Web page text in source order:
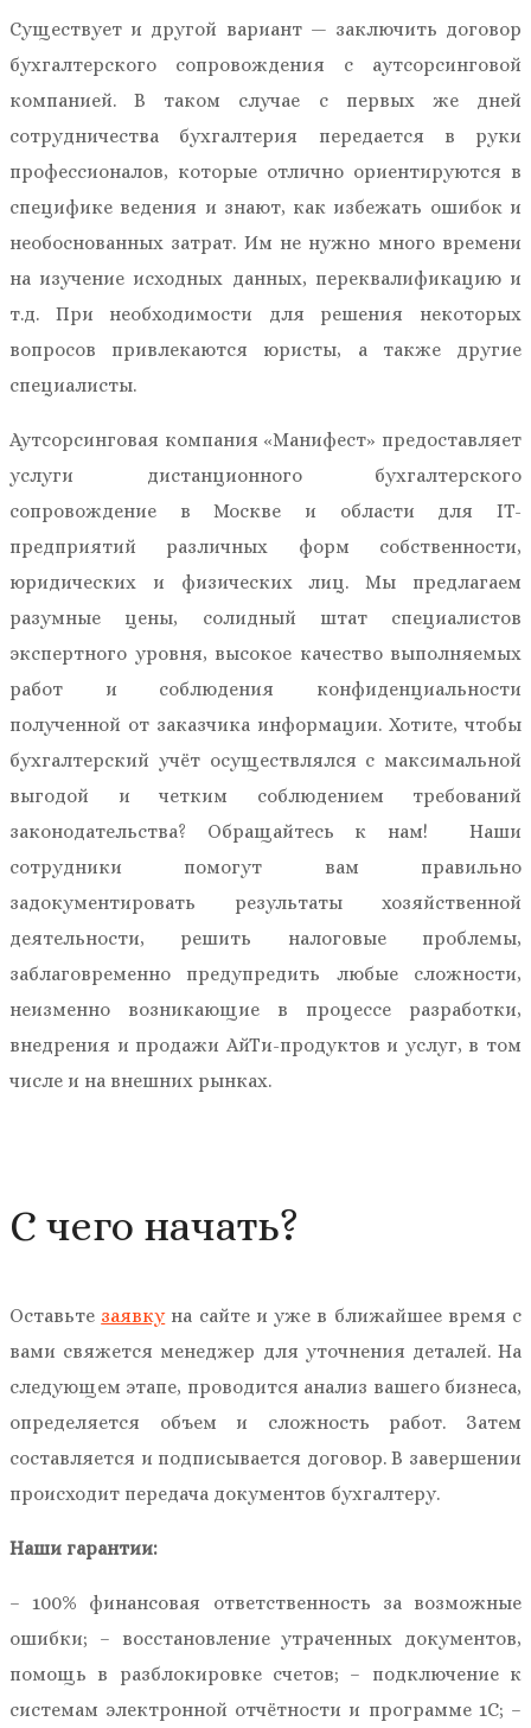
Существует и другой вариант — заключить договор
бухгалтерского сопровождения с аутсорсинговой
компанией. В таком случае с первых же дней
сотрудничества бухгалтерия передается в руки
профессионалов, которые отлично ориентируются в
специфике ведения и знают, как избежать ошибок и
необоснованных затрат. Им не нужно много времени
на изучение исходных данных, переквалификацию и
т.д. При необходимости для решения некоторых
вопросов привлекаются юристы, а также другие
специалисты.
Аутсорсинговая компания «Манифест» предоставляет
услуги дистанционного бухгалтерского
сопровождение в Москве и области для IT-
предприятий различных форм собственности,
юридических и физических лиц. Мы предлагаем
разумные цены, солидный штат специалистов
экспертного уровня, высокое качество выполняемых
работ и соблюдения конфиденциальности
полученной от заказчика информации. Хотите, чтобы
бухгалтерский учёт осуществлялся с максимальной
выгодой и четким соблюдением требований
законодательства? Обращайтесь к нам! Наши
сотрудники помогут вам правильно
задокументировать результаты хозяйственной
деятельности, решить налоговые проблемы,
заблаговременно предупредить любые сложности,
неизменно возникающие в процессе разработки,
внедрения и продажи АйТи-продуктов и услуг, в том
числе и на внешних рынках.
С чего начать?
Оставьте заявкуна сайте и уже в ближайшее время с
вами свяжется менеджер для уточнения деталей. На
следующем этапе, проводится анализ вашего бизнеса,
определяется объем и сложность работ. Затем
составляется и подписывается договор. В завершении
происходит передача документов бухгалтеру.
Наши гарантии:
– 100% финансовая ответственность за возможные
ошибки; – восстановление утраченных документов,
помощь в разблокировке счетов; – подключение к
системам электронной отчётности и программе 1С; –